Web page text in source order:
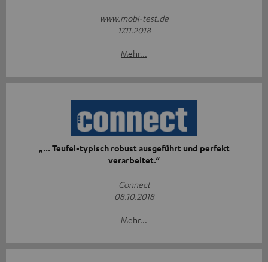
www.mobi-test.de
17.11.2018
Mehr...
„... Teufel-typisch robust ausgeführt und perfekt
verarbeitet.“
Connect
08.10.2018
Mehr...